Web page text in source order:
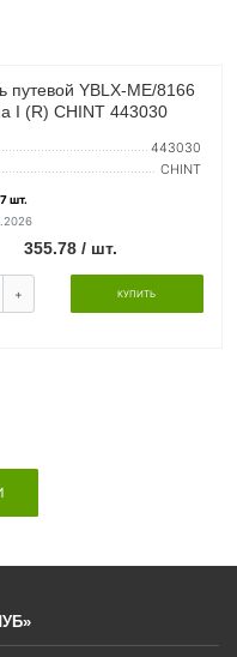
путевой YBLX-ME/8166
I (R) CHINT 443030
443030
CHINT
шт.
355.78 / шт.
+ КУПИТЬ